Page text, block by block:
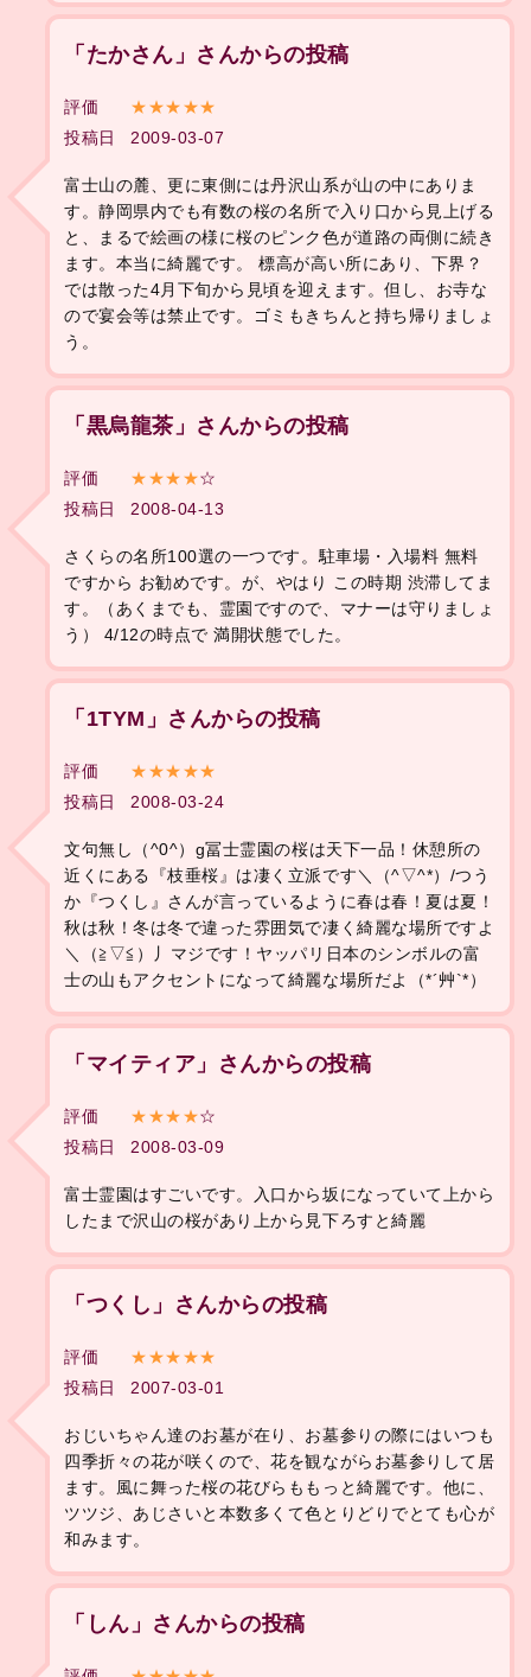
「たかさん」さんからの投稿
評価
★★★★★
投稿日
2009-03-07
富士山の麓、更に東側には丹沢山系が山の中にありま
す。静岡県内でも有数の桜の名所で入り口から見上げる
と、まるで絵画の様に桜のピンク色が道路の両側に続き
ます。本当に綺麗です。 標高が高い所にあり、下界？
では散った4月下旬から見頃を迎えます。但し、お寺な
ので宴会等は禁止です。ゴミもきちんと持ち帰りましょ
う。
「黒烏龍茶」さんからの投稿
評価 ★★★★☆
投稿日
2008-04-13
さくらの名所100選の一つです。駐車場・入場料 無料
ですから お勧めです。が、やはり この時期 渋滞してま
す。（あくまでも、霊園ですので、マナーは守りましょ
う） 4/12の時点で 満開状態でした。
「1TYM」さんからの投稿
評価
★★★★★
投稿日
2008-03-24
文句無し（^0^）g冨士霊園の桜は天下一品！休憩所の
近くにある『枝垂桜』は凄く立派です＼（^▽^*）/つう
か『つくし』さんが言っているように春は春！夏は夏！
秋は秋！冬は冬で違った雰囲気で凄く綺麗な場所ですよ
＼（≧▽≦）丿マジです！ヤッパリ日本のシンボルの富
士の山もアクセントになって綺麗な場所だよ（*´艸`*）
「マイティア」さんからの投稿
評価 ★★★★☆
投稿日
2008-03-09
富士霊園はすごいです。入口から坂になっていて上から
したまで沢山の桜があり上から見下ろすと綺麗
「つくし」さんからの投稿
評価
★★★★★
投稿日
2007-03-01
おじいちゃん達のお墓が在り、お墓参りの際にはいつも
四季折々の花が咲くので、花を観ながらお墓参りして居
ます。風に舞った桜の花びらももっと綺麗です。他に、
ツツジ、あじさいと本数多くて色とりどりでとても心が
和みます。
「しん」さんからの投稿